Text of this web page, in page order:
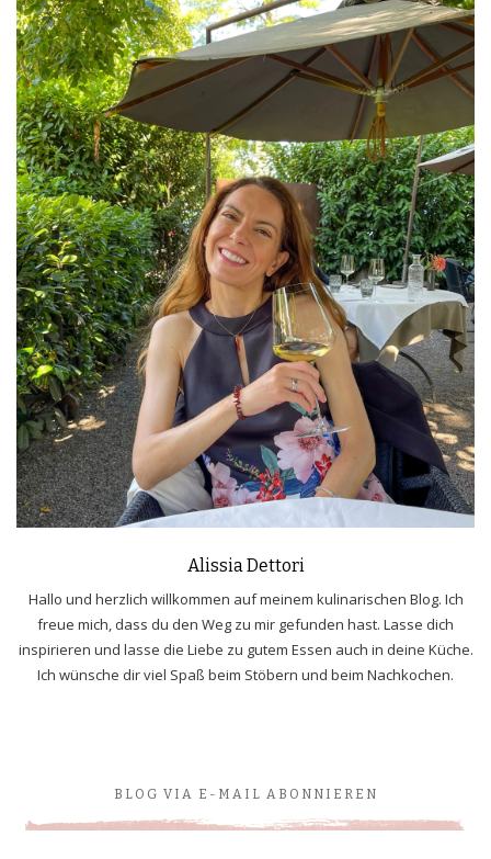
Alissia Dettori
Hallo und herzlich willkommen auf meinem kulinarischen Blog. Ich
freue mich, dass du den Weg zu mir gefunden hast. Lasse dich
inspirieren und lasse die Liebe zu gutem Essen auch in deine Küche.
Ich wünsche dir viel Spaß beim Stöbern und beim Nachkochen.
BLOG VIA E-MAIL ABONNIEREN